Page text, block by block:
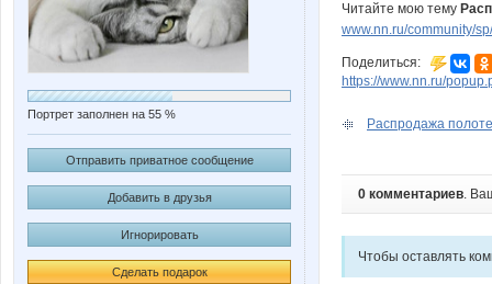
Портрет заполнен на 55 %
Отправить приватное сообщение
Добавить в друзья
Игнорировать
Сделать подарок
Читайте мою тему
www.nn.ru/community/
Поделиться:
https://www.nn.ru/
Распродажа
0 комментариев.
Чтобы оставлять